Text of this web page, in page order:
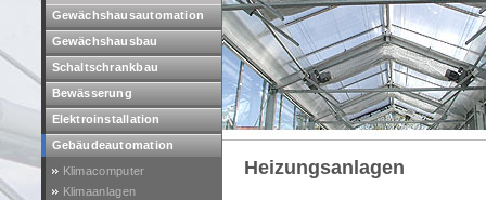
Gewächshausautomation
Gewächshausbau
Schaltschrankbau
Bewässerung
Elektroinstallation
Gebäudeautomation
Klimacomputer
Klimaanlagen
Heizungsanlagen